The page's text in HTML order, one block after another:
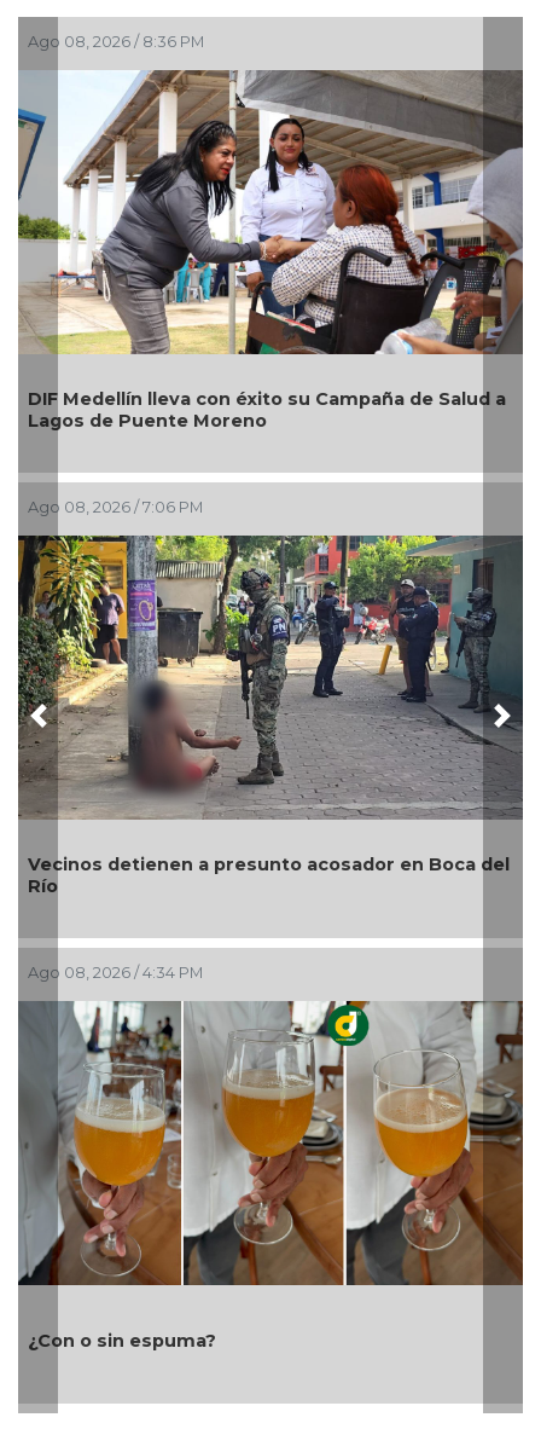
Ago 08, 2026 / 8:36 PM
DIF Medellín lleva con éxito su Campaña de Salud a
Lagos de Puente Moreno
Ago 08, 2026 / 7:06 PM
Vecinos detienen a presunto acosador en Boca del
Río
Ago 08, 2026 / 4:34 PM
¿Con o sin espuma?
Previous